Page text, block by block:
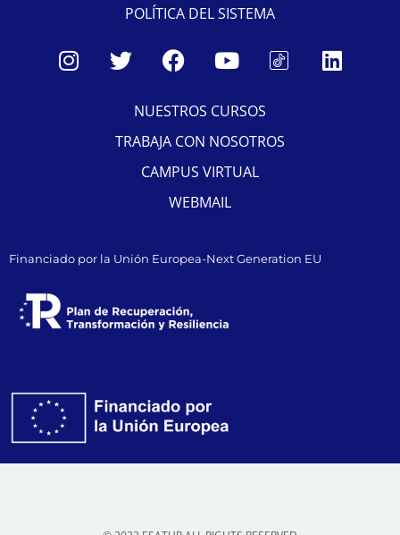
POLÍTICA DEL SISTEMA
NUESTROS CURSOS
TRABAJA CON NOSOTROS
CAMPUS VIRTUAL
WEBMAIL
Financiado por la Unión Europea-Next Generation EU